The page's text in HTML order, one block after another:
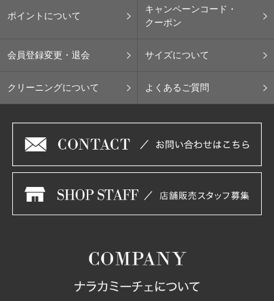
ポイントについて
キャンペーンコード・
クーポン
会員登録変更・退会 サイズについて
クリーニングについて よくあるご質問